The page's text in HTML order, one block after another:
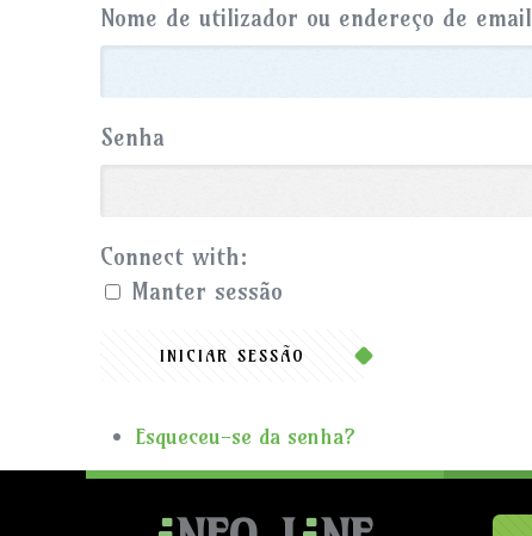
Nome de utilizador ou endereço de email
Senha
Connect with:
Manter sessão
INICIAR SESSÃO
Esqueceu-se da senha?